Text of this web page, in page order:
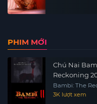
PHIM MỚI
Chú Nai
Reckoning
Bambi: The
3K lượt xem